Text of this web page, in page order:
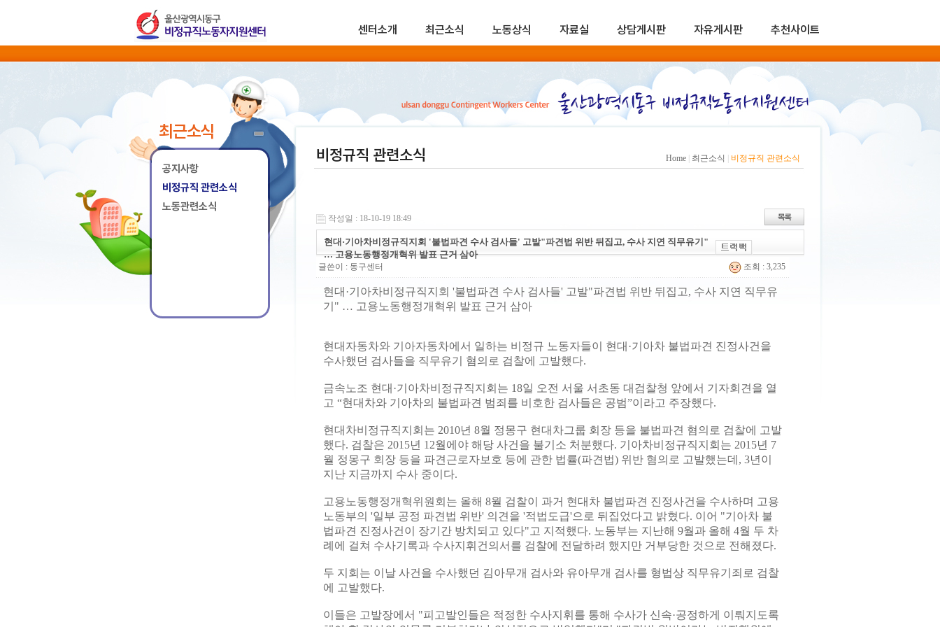
센터소개 최근소식 노동상식 자료실 상담게시판 자유게시판 추천사이트
최근소식
공지사항
비정규직 관련소식
노동관련소식
비정규직 관련소식 Home 최근소식 비정규직 관련소식
작성일 : 18-10-19 18:49
현대·기아차비정규직지회 '불법파견 수사 검사들' 고발"파견법 위반 뒤집고, 수사 지연 직무유기"
… 고용노동행정개혁위 발표 근거 삼아
글쓴이 : 동구센터 조회 : 3,235
현대·기아차비정규직지회 '불법파견 수사 검사들' 고발"파견법 위반 뒤집고, 수사 지연 직무유
기" … 고용노동행정개혁위 발표 근거 삼아
현대자동차와 기아자동차에서 일하는 비정규 노동자들이 현대·기아차 불법파견 진정사건을
수사했던 검사들을 직무유기 혐의로 검찰에 고발했다.
금속노조 현대·기아차비정규직지회는 18일 오전 서울 서초동 대검찰청 앞에서 기자회견을 열
고 “현대차와 기아차의 불법파견 범죄를 비호한 검사들은 공범”이라고 주장했다.
현대차비정규직지회는 2010년 8월 정몽구 현대차그룹 회장 등을 불법파견 혐의로 검찰에 고발
했다. 검찰은 2015년 12월에야 해당 사건을 불기소 처분했다. 기아차비정규직지회는 2015년 7
월 정몽구 회장 등을 파견근로자보호 등에 관한 법률(파견법) 위반 혐의로 고발했는데, 3년이
지난 지금까지 수사 중이다.
고용노동행정개혁위원회는 올해 8월 검찰이 과거 현대차 불법파견 진정사건을 수사하며 고용
노동부의 '일부 공정 파견법 위반' 의견을 '적법도급'으로 뒤집었다고 밝혔다. 이어 "기아차 불
법파견 진정사건이 장기간 방치되고 있다"고 지적했다. 노동부는 지난해 9월과 올해 4월 두 차
례에 걸쳐 수사기록과 수사지휘건의서를 검찰에 전달하려 했지만 거부당한 것으로 전해졌다.
두 지회는 이날 사건을 수사했던 김아무개 검사와 유아무개 검사를 형법상 직무유기죄로 검찰
에 고발했다.
이들은 고발장에서 "피고발인들은 적정한 수사지휘를 통해 수사가 신속·공정하게 이뤄지도록